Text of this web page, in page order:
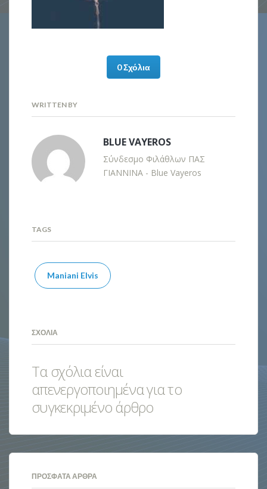
0 Σχόλια
WRITTEN BY
BLUE VAYEROS
Σύνδεσμο Φιλάθλων ΠΑΣ
ΓΙΑΝΝΙΝΑ - Blue Vayeros
TAGS
Maniani Elvis
ΣΧΌΛΙΑ
Τα σχόλια είναι
απενεργοποιημένα για το
συγκεκριμένο άρθρο
ΠΡΌΣΦΑΤΑ ΆΡΘΡΑ